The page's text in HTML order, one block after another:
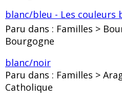
blanc/bleu - Les couleurs
Paru dans : Familles >
Bourgogne
blanc/noir
Paru dans : Familles >
Catholique